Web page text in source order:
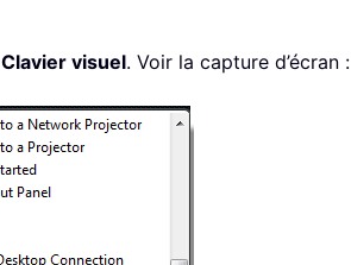
Clavier visuel. Voir la capture d’écran :